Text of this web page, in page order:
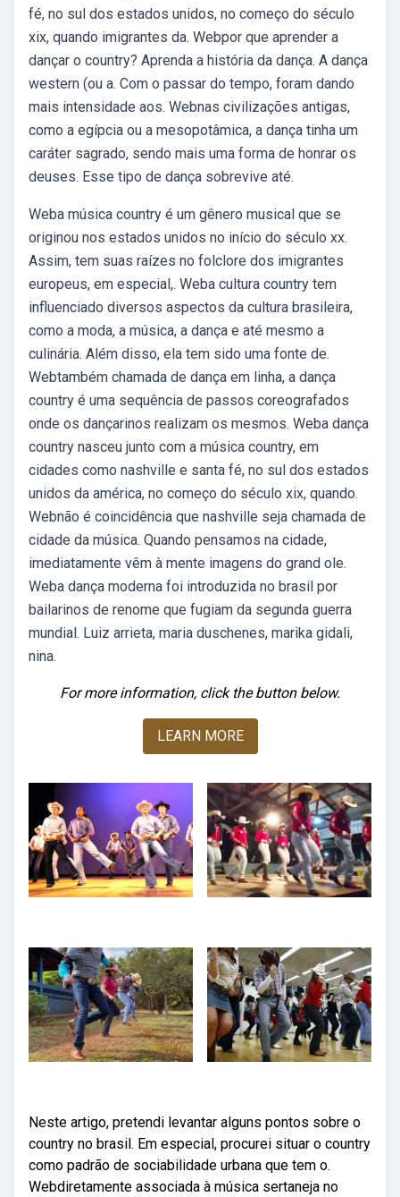
fé, no sul dos estados unidos, no começo do século
xix, quando imigrantes da. Webpor que aprender a
dançar o country? Aprenda a história da dança. A dança
western (ou a. Com o passar do tempo, foram dando
mais intensidade aos. Webnas civilizações antigas,
como a egípcia ou a mesopotâmica, a dança tinha um
caráter sagrado, sendo mais uma forma de honrar os
deuses. Esse tipo de dança sobrevive até.
Weba música country é um gênero musical que se
originou nos estados unidos no início do século xx.
Assim, tem suas raízes no folclore dos imigrantes
europeus, em especial,. Weba cultura country tem
influenciado diversos aspectos da cultura brasileira,
como a moda, a música, a dança e até mesmo a
culinária. Além disso, ela tem sido uma fonte de.
Webtambém chamada de dança em linha, a dança
country é uma sequência de passos coreografados
onde os dançarinos realizam os mesmos. Weba dança
country nasceu junto com a música country, em
cidades como nashville e santa fé, no sul dos estados
unidos da américa, no começo do século xix, quando.
Webnão é coincidência que nashville seja chamada de
cidade da música. Quando pensamos na cidade,
imediatamente vêm à mente imagens do grand ole.
Weba dança moderna foi introduzida no brasil por
bailarinos de renome que fugiam da segunda guerra
mundial. Luiz arrieta, maria duschenes, marika gidali,
nina.
For more information, click the button below.
LEARN MORE
Neste artigo, pretendi levantar alguns pontos sobre o
country no brasil. Em especial, procurei situar o country
como padrão de sociabilidade urbana que tem o.
Webdiretamente associada à música sertaneja no